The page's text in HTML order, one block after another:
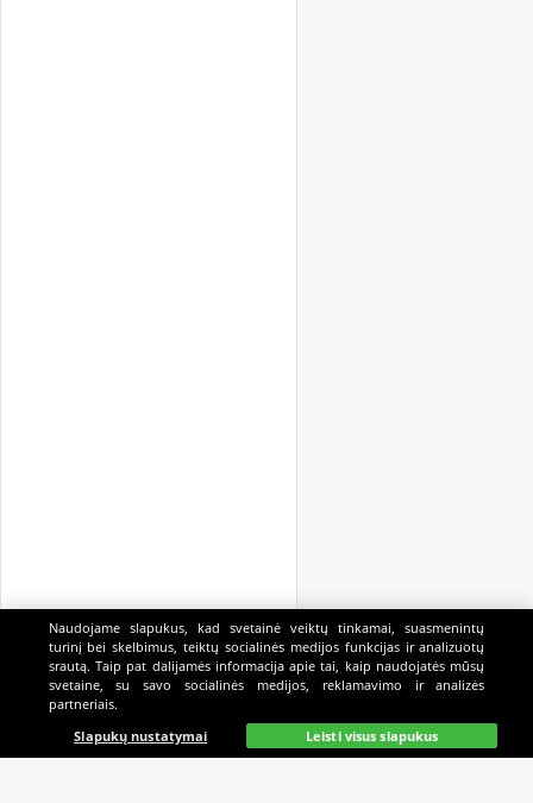
Pagrindinis Gyvai Paieška Mano Kazino
Naudojame slapukus, kad svetainė veiktų tinkamai, suasmenintų
turinį bei skelbimus, teiktų socialinės medijos funkcijas ir analizuotų
srautą. Taip pat dalijamės informacija apie tai, kaip naudojatės mūsų
svetaine, su savo socialinės medijos, reklamavimo ir analizės
partneriais.
Slapukų nustatymai
Leisti visus slapukus